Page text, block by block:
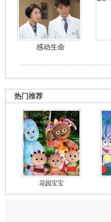
感动生命
热门推荐
花园宝宝